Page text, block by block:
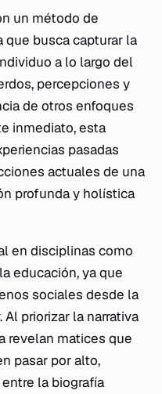
un método de
que busca capturar la
a lo largo del
percepciones y
de otros enfoques
inmediato, esta
pasadas
actuales de una
profunda y holística
en disciplinas como
educación, ya que
sociales desde la
priorizar la narrativa
revelan matices que
pasar por alto,
la biografía